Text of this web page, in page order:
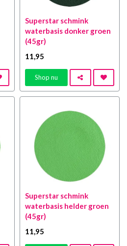
Superstar schmink
waterbasis donker groen
(45gr)
11,95
Shop nu
Superstar schmink
waterbasis helder groen
(45gr)
11,95